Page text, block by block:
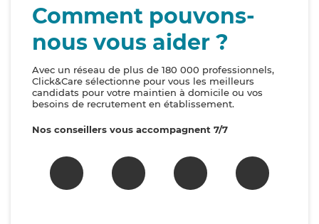
Comment pouvons-
nous vous aider ?
Avec un réseau de plus de 180 000 professionnels,
Click&Care sélectionne pour vous les meilleurs
candidats pour votre maintien à domicile ou vos
besoins de recrutement en établissement.
Nos conseillers vous accompagnent 7/7